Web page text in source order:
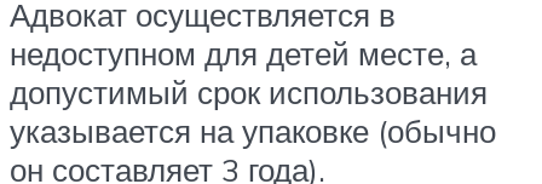
Адвокат осуществляется в
недоступном для детей месте, а
допустимый срок использования
указывается на упаковке (обычно
он составляет 3 года).